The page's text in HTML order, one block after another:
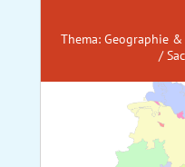
Thema: Geographie
/